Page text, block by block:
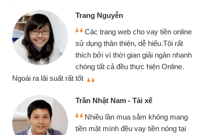
Trang Nguyễn
Các trang web cho vay tiền online
sử dụng thân thiện, dễ hiểu.Tôi rất
thích bởi vì thời gian giải ngân nhanh
chóng tất cả đều thực hiện Online.
Ngoài ra lãi suất rất tốt
Trần Nhật Nam - Tài xế
Nhiều lần mua sắm không mang
tiền mặt mình đều vay tiền nóng tại